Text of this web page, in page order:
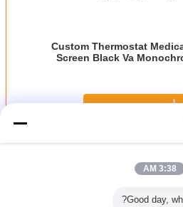
Custom Thermostat
Screen Black Va
استمر
3:38 AM
Good day,